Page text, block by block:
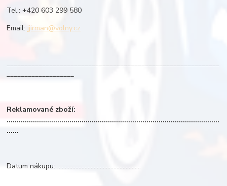
Tel.: +420 603 299 580
Email: jjirman@volny.cz
____________________________________________________________
___________________
Reklamované zboží:
.........................................................................................................
......
Datum nákupu: .......................................................